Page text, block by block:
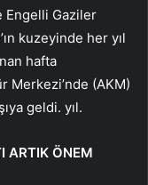
Engelli Gaziler
kuzeyinde her yıl
hafta
Merkezi’nde (AKM)
geldi. yıl.
ARTIK ÖNEM